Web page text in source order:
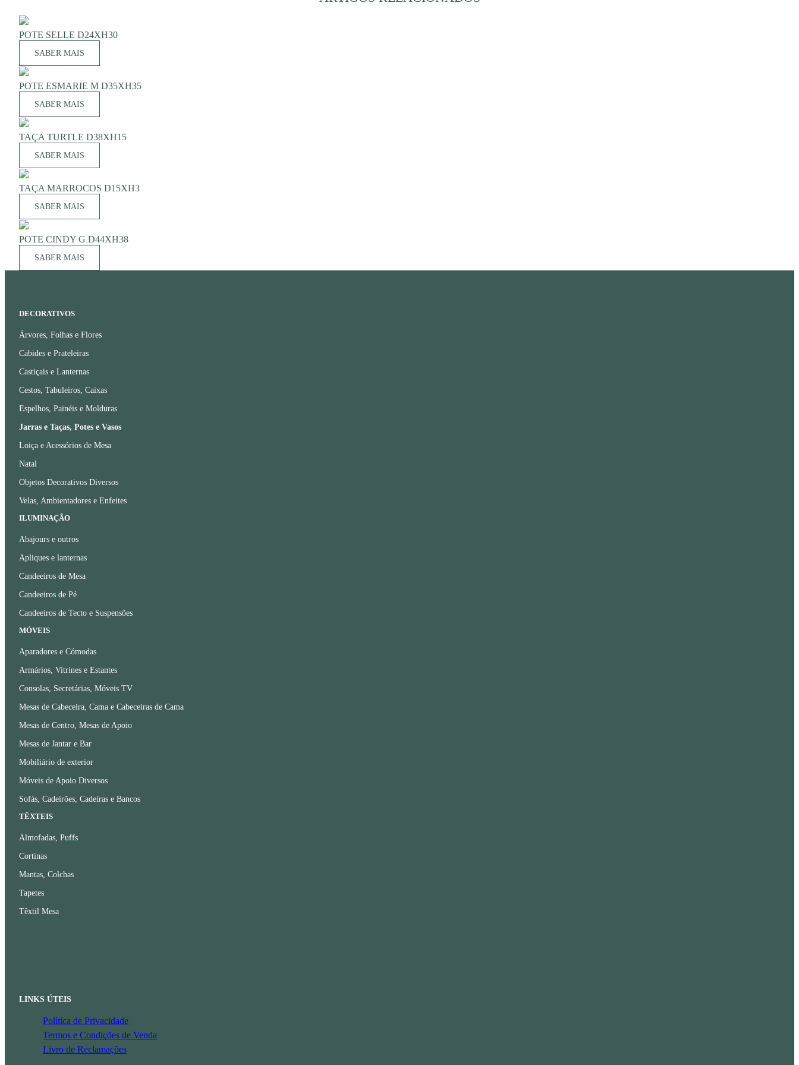
POTE SELLE D24XH30
SABER MAIS
POTE ESMARIE M D35XH35
SABER MAIS
TAÇA TURTLE D38XH15
SABER MAIS
TAÇA MARROCOS D15XH3
SABER MAIS
POTE CINDY G D44XH38
SABER MAIS
DECORATIVOS
Árvores, Folhas e Flores
Cabides e Prateleiras
Castiçais e Lanternas
Cestos, Tabuleiros, Caixas
Espelhos, Painéis e Molduras
Jarras e Taças, Potes e Vasos
Loiça e Acessórios de Mesa
Natal
Objetos Decorativos Diversos
Velas, Ambientadores e Enfeites
ILUMINAÇÃO
Abajours e outros
Apliques e lanternas
Candeeiros de Mesa
Candeeiros de Pé
Candeeiros de Tecto e Suspensões
MÓVEIS
Aparadores e Cómodas
Armários, Vitrines e Estantes
Consolas, Secretárias, Móveis TV
Mesas de Cabeceira, Cama e Cabeceiras de Cama
Mesas de Centro, Mesas de Apoio
Mesas de Jantar e Bar
Mobiliário de exterior
Móveis de Apoio Diversos
Sofás, Cadeirões, Cadeiras e Bancos
TÊXTEIS
Almofadas, Puffs
Cortinas
Mantas, Colchas
Tapetes
Têxtil Mesa
LINKS ÚTEIS
Política de Privacidade
Termos e Condições de Venda
Livro de Reclamações